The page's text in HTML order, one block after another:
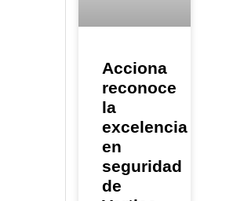
Acciona
reconoce
la
excelencia
en
seguridad
de